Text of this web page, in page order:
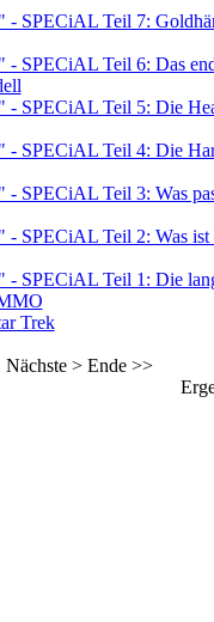
- SPECiAL Teil 7:
- SPECiAL Teil 6: Das
- SPECiAL Teil 5: Die
- SPECiAL Teil 4: Die
- SPECiAL Teil 3: Was
- SPECiAL Teil 2: Was ist
- SPECiAL Teil 1: Die
Trek
Nächste > Ende >>